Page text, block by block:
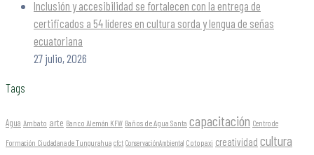
Inclusión y accesibilidad se fortalecen con la entrega de
certificados a 54 líderes en cultura sorda y lengua de señas
ecuatoriana
27 julio, 2026
Tags
Agua Ambato arte Banco Alemán KFW Baños de Agua Santa capacitación Centro de
Formación Ciudadana de Tungurahua cfct ConservaciónAmbiental Cotopaxi creatividad cultura